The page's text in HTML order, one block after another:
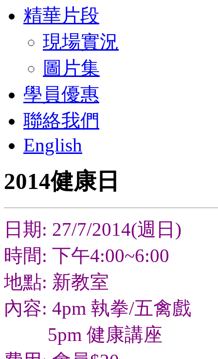
精華片段
現場實況
圖片集
學員優惠
聯絡我們
English
2014健康日
日期: 27/7/2014(週日)
時間: 下午4:00~6:00
地點: 新教室
內容: 4pm 執拳/五禽戲
5pm 健康講座